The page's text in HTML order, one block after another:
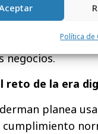
Política de
de
de
para dar
negocios.
reto de la era
planea
cumplimiento